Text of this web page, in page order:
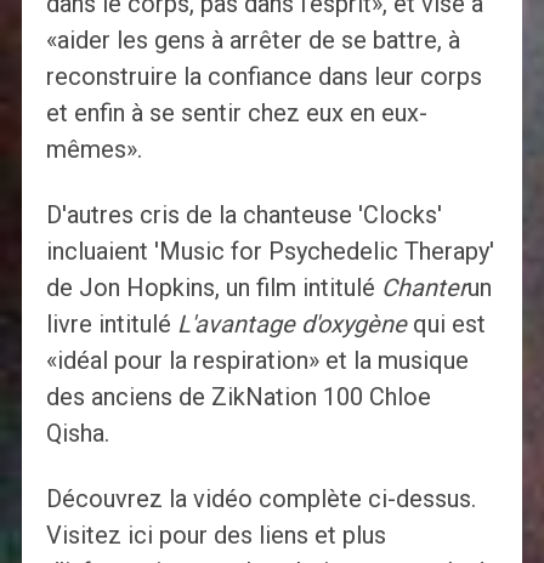
«aider les gens à arrêter de se battre, à
reconstruire la confiance dans leur corps
et enfin à se sentir chez eux en eux-
mêmes».
D'autres cris de la chanteuse 'Clocks'
incluaient 'Music for Psychedelic Therapy'
de Jon Hopkins, un film intitulé Chanterun
livre intitulé L'avantage d'oxygènequi est
«idéal pour la respiration» et la musique
des anciens de ZikNation 100 Chloe
Qisha.
Découvrez la vidéo complète ci-dessus.
Visitez ici pour des liens et plus